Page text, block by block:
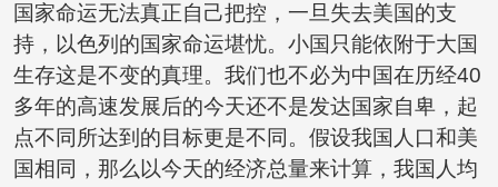
国家命运无法真正自己把控，一旦失去美国的支
持，以色列的国家命运堪忧。小国只能依附于大国
生存这是不变的真理。我们也不必为中国在历经40
多年的高速发展后的今天还不是发达国家自卑，起
点不同所达到的目标更是不同。假设我国人口和美
国相同，那么以今天的经济总量来计算，我国人均